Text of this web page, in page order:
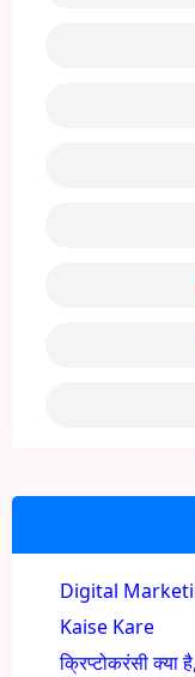
Digital
Kaise Kare
क्रिप्टोकरंसी